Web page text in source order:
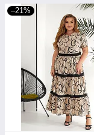
–21%